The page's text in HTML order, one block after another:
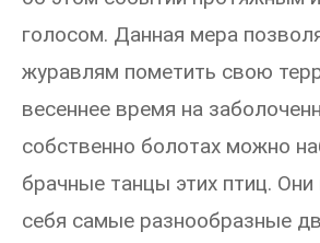
голосом. Данная мера
журавлям пометить свою
весеннее время на
собственно болотах можно
брачные танцы этих птиц.
себя самые разнообразные